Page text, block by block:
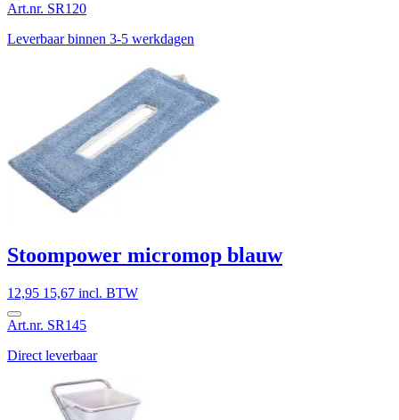
Art.nr. SR120
Leverbaar binnen 3-5 werkdagen
Stoompower micromop blauw
12,95 15,67 incl. BTW
Art.nr. SR145
Direct leverbaar